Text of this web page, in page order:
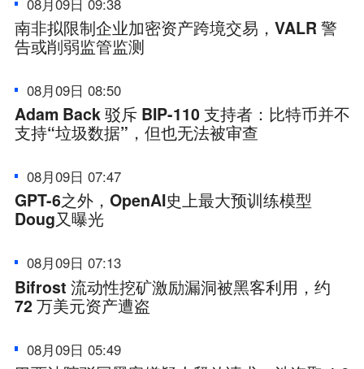
08月09日 09:38
南非拟限制企业加密资产跨境交易，VALR 警
告或削弱监管监测
08月09日 08:50
Adam Back 驳斥 BIP-110 支持者：比特币并不
支持“垃圾数据”，但也无法被审查
08月09日 07:47
GPT-6之外，OpenAI史上最大预训练模型
Doug又曝光
08月09日 07:13
Bifrost 流动性挖矿激励漏洞被黑客利用，约
72 万美元资产遭盗
08月09日 05:49